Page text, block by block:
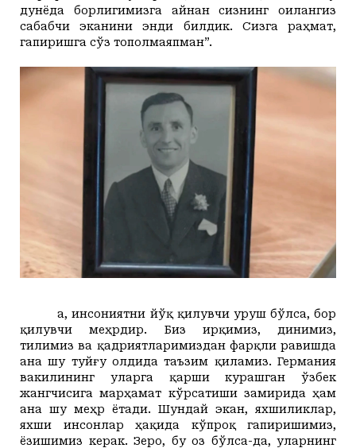
дунёда борлигимизга айнан сизнинг оилангиз
сабабчи эканини энди билдик. Сизга раҳмат,
гапиришга сўз тополмаяпман”.
Ҳа, инсониятни йўқ қилувчи уруш бўлса, бор
қилувчи меҳрдир. Биз ирқимиз, динимиз,
тилимиз ва қадриятларимиздан фарқли равишда
ана шу туйғу олдида таъзим қиламиз. Германия
вакилининг уларга қарши курашган ўзбек
жангчисига марҳамат кўрсатиши замирида ҳам
ана шу меҳр ётади. Шундай экан, яхшиликлар,
яхши инсонлар ҳақида кўпроқ гапиришимиз,
ёзишимиз керак. Зеро, бу оз бўлса-да, уларнинг